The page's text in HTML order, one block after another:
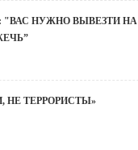
"ВАС НУЖНО ВЫВЕЗТИ НА
НЕ ТЕРРОРИСТЫ»